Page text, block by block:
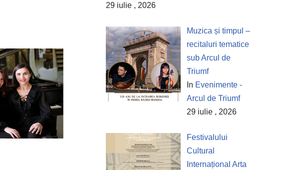
29 iulie , 2026
Muzica și timpul –
recitaluri tematice
sub Arcul de
Triumf
In Evenimente -
Arcul de Triumf
29 iulie , 2026
Festivalului
Cultural
Internațional Arta